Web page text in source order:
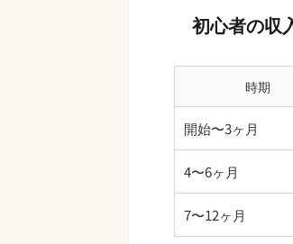
初心者の収
時期
開始〜3ヶ月
4〜6ヶ月
7〜12ヶ月